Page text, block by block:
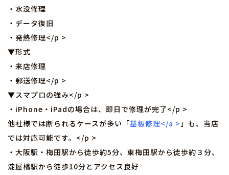
・水没修理
・データ復旧
・発熱修理</p >
▼形式
・来店修理
・郵送修理</p >
▼スマプロの強み</p >
・iPhone・iPadの場合は、即日で修理が完了</p >
他社様では断られるケースが多い「基板修理</a >」も、当店
では対応可能です。</p >
・大阪駅・梅田駅から徒歩約5分、東梅田駅から徒歩約３分、
淀屋橋駅から徒歩10分とアクセス良好